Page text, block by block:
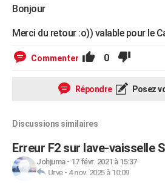
Bonjour
Merci du retour :o)) valable pour le
Commenter 0
Répondre Posez
Discussions similaires
Erreur F2 sur lave-vaisselle
Johjuma- 17 févr. 2021 à 15:37
Urve- 4 nov. 2025 à 10:09